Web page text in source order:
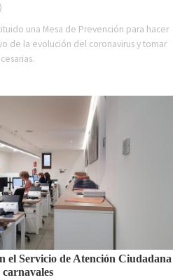
una Mesa de Prevención para hacer
de la evolución del coronavirus y tomar
el Servicio de Atención Ciudadana